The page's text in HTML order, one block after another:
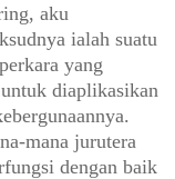
aku
ialah suatu
yang
diaplikasikan
mana jurutera
dengan baik